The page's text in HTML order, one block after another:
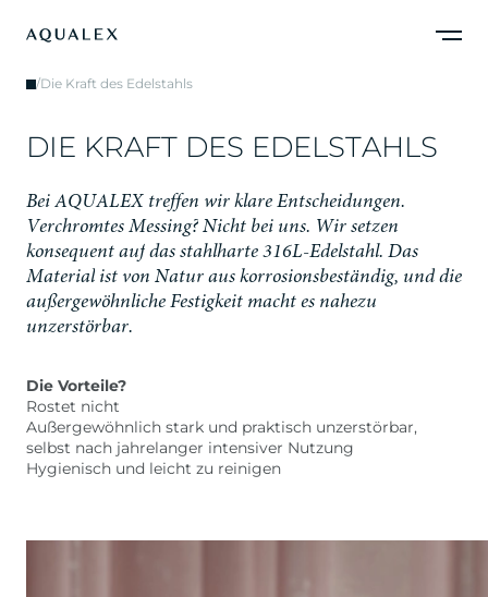
/Die Kraft des Edelstahls
DIE KRAFT DES EDELSTAHLS
Bei AQUALEX treffen wir klare Entscheidungen.
Verchromtes Messing? Nicht bei uns. Wir setzen
konsequent auf das stahlharte 316L-Edelstahl. Das
Material ist von Natur aus korrosionsbeständig, und die
außergewöhnliche Festigkeit macht es nahezu
unzerstörbar.
Die Vorteile?
Rostet nicht
Außergewöhnlich stark und praktisch unzerstörbar,
selbst nach jahrelanger intensiver Nutzung
Hygienisch und leicht zu reinigen